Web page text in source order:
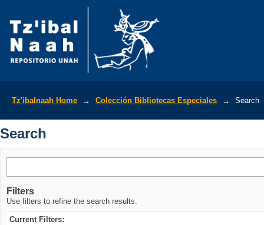
Tz'ibalnaah Home → Colección Bibliotecas Especiales → Search
Search
Filters
Use filters to refine the search results.
Current Filters: